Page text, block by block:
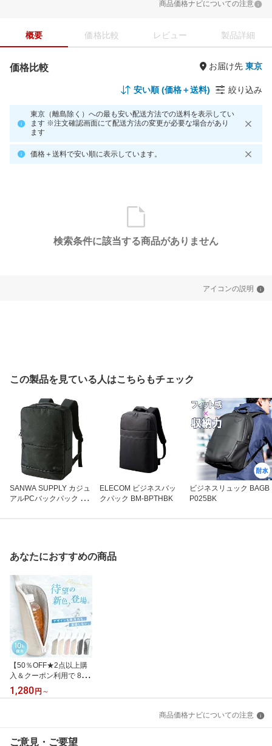
商品価格ナビについての注意
概要 価格比較 レビュー 製品詳細
価格比較 お届け先
安い順 (価格＋送料) 絞り込み
東京（離島除く）への最も安い配送方法での送料を表示してい
ます ※注文確認画面にて配送方法の変更が必要な場合があり
ます
価格＋送料で安い順に表示しています。
検索条件に該当する商品がありません
アイコンの説明
この製品を見ている人はこちらもチェック
SANWA SUPPLY カジュ
アルPCバックパック BA
ELECOM ビジネスバッ
クパック BM-BPTHBK
ビジネスリュック BAGB
P025BK
あなたにおすすめの商品
【50％OFF★2点以上購
入＆クーポン利用で 8/11
1:59迄】＼新色登場★S
NSで話題の2重アルミ／
ペットボトル 保冷 軽量
1,280 円 ～
商品価格ナビについての注意
ご意見・ご要望